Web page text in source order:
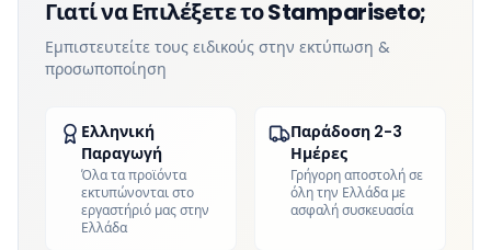
Γιατί να Επιλέξετε το Stampariseto;
Εμπιστευτείτε τους ειδικούς στην εκτύπωση &
προσωποποίηση
Ελληνική
Παραγωγή
Όλα τα προϊόντα
εκτυπώνονται στο
εργαστήριό μας στην
Ελλάδα
Παράδοση 2-3
Ημέρες
Γρήγορη αποστολή σε
όλη την Ελλάδα με
ασφαλή συσκευασία